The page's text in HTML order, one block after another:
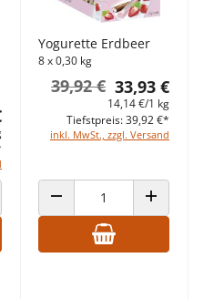
ERHÖHEN
Yogurette Erdbeer
8 x 0,30 kg
33,93 €
39,92 €
14,14 €/1 kg
inkl. MwSt., zzgl. Versand
Tiefstpreis: 39,92 €*
ANZAHL VERRINGERNANZAHL